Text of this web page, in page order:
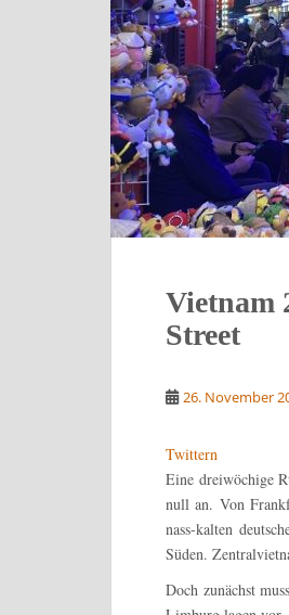
Vietnam
Street
26. November
Twittern
Eine dreiwöchige
null an. Von
nass-kalten
Süden.
Doch zunächst